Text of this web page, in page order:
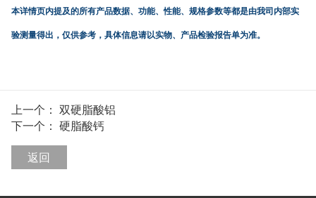
本详情页内提及的所有产品数据、功能、性能、规格参数等都是由我司内部实
验测量得出，仅供参考，具体信息请以实物、产品检验报告单为准。
上一个： 双硬脂酸铝
下一个： 硬脂酸钙
返回